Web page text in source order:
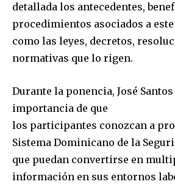
detallada los antecedentes,
procedimientos asociados a
como las leyes, decretos,
normativas que lo rigen.
Durante la ponencia, José
importancia de que
los participantes conozcan a
Sistema Dominicano de la
que puedan convertirse en
información en sus entornos